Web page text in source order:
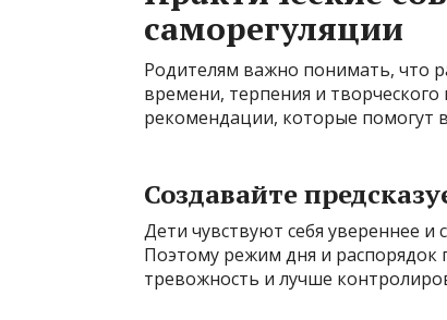
саморегуляции
Родителям важно понимать, что
времени, терпения и
рекомендации, которые помогут
Создавайте
Дети чувствуют себя увереннее и
Поэтому режим дня и
тревожность и лучше